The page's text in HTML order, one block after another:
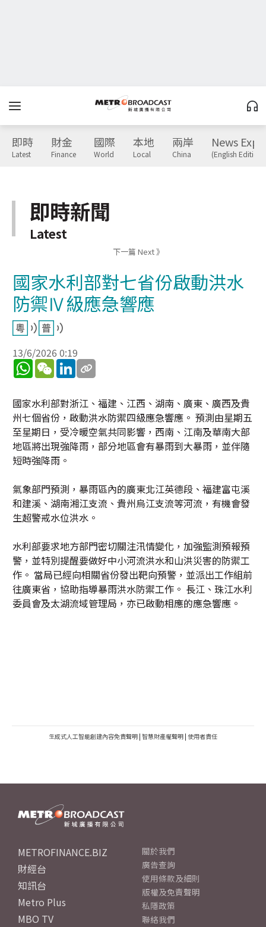
即時
Latest
財金
Finance
國際
World
本地
Local
兩岸
China
News
(English Edition)
即時新聞
Latest
下一篇 Next 》
國家水利部對七省份啟動洪水
防禦Ⅳ級應急響應
13/6/2026 0:19
WhatsApp
WeChatLinkedIn
國家水利部對浙江、福建、江西、湖南、廣東、廣西及貴
州七個省份，啟動洪水防禦四級應急響應。 預測由星期五
至星期日，受冷暖空氣共同影響，西南、江南及華南大部
地區將出現強降雨，部分地區會有暴雨到大暴雨，並伴隨
短時強降雨。
氣象部門預測，暴雨區內的廣東北江英德段、福建富屯溪
和建溪、湖南湘江支流、貴州烏江支流等河流，有機會發
生超警戒水位洪水。
水利部要求地方部門密切關注汛情變化，加強監測預報預
警，並特別提醒要做好中小河流洪水和山洪災害的防禦工
作。 當局已經向相關省份發出靶向預警，並派出工作組前
往廣東省，協助指導暴雨洪水防禦工作。 長江、珠江水利
委員會及太湖流域管理局，亦已啟動相應的應急響應。
生成式人工智能創建內容免責聲明 | 智慧財產權聲明 | 使用者責任
METROFINANCE.BIZ
財經台
知訊台
Metro Plus
MBO TV
關於我們
廣告查詢
使用條款及細則
版權及免責聲明
私隱政策
聯絡我們